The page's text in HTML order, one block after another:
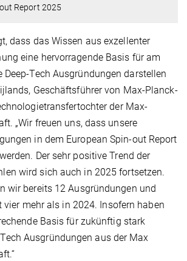
Report 2025
dass das Wissen aus exzellenter
eine hervorragende Basis für am
Deep-Tech Ausgründungen darstellen
Geschäftsführer von Max-Planck-
der Max-
„Wir freuen uns, dass unsere
in dem European Spin-out Report
Der sehr positive Trend der
wird sich auch in 2025 fortsetzen.
wir bereits 12 Ausgründungen und
mehr als in 2024. Insofern haben
Basis für zukünftig stark
Ausgründungen aus der Max